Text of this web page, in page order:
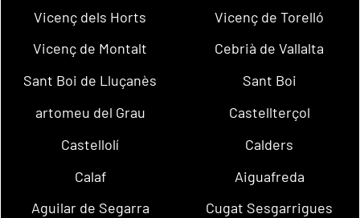
Vicenç dels Horts
Vicenç de Torelló
Vicenç de Montalt
Cebrià de Vallalta
Sant Boi de Lluçanès
Sant Boi
artomeu del Grau
Castellterçol
Castellolí
Calders
Calaf
Aiguafreda
Aguilar de Segarra
Cugat Sesgarrigues